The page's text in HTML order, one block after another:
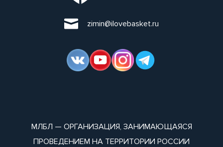
zimin@ilovebasket.ru
МЛБЛ — ОРГАНИЗАЦИЯ, ЗАНИМАЮЩАЯСЯ
ПРОВЕДЕНИЕМ НА ТЕРРИТОРИИ РОССИИ